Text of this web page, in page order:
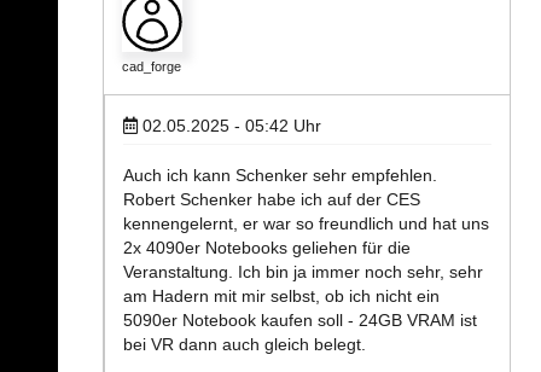
cad_forge
02.05.2025 - 05:42 Uhr
Auch ich kann Schenker sehr empfehlen.
Robert Schenker habe ich auf der CES
kennengelernt, er war so freundlich und hat uns
2x 4090er Notebooks geliehen für die
Veranstaltung. Ich bin ja immer noch sehr, sehr
am Hadern mit mir selbst, ob ich nicht ein
5090er Notebook kaufen soll - 24GB VRAM ist
bei VR dann auch gleich belegt.